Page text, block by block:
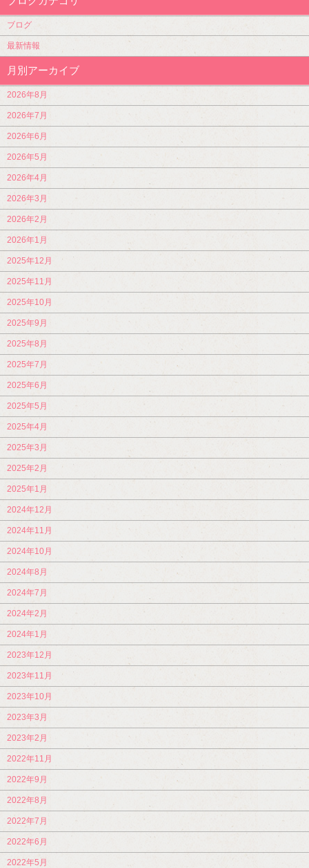
ブログ
最新情報
月別アーカイブ
2026年8月
2026年7月
2026年6月
2026年5月
2026年4月
2026年3月
2026年2月
2026年1月
2025年12月
2025年11月
2025年10月
2025年9月
2025年8月
2025年7月
2025年6月
2025年5月
2025年4月
2025年3月
2025年2月
2025年1月
2024年12月
2024年11月
2024年10月
2024年8月
2024年7月
2024年2月
2024年1月
2023年12月
2023年11月
2023年10月
2023年3月
2023年2月
2022年11月
2022年9月
2022年8月
2022年7月
2022年6月
2022年5月